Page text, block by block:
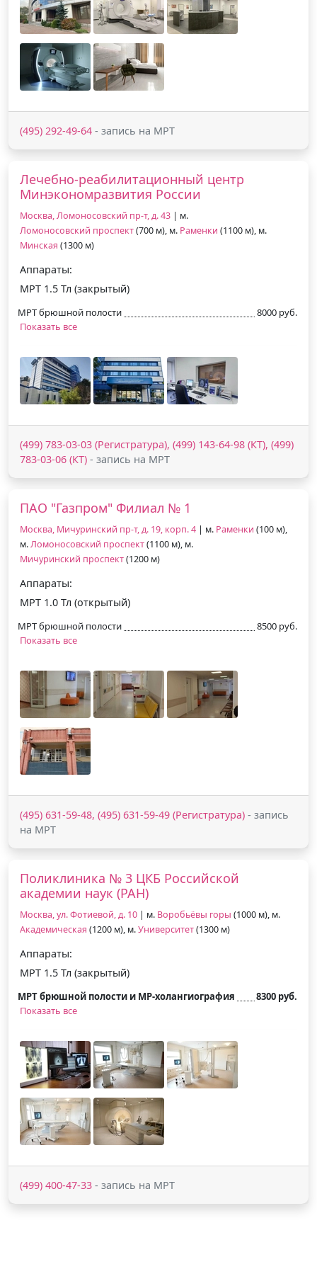
(495) 292-49-64 - запись на МРТ
Лечебно-реабилитационный центр
Минэкономразвития России
Москва, Ломоносовский пр-т, д. 43 | м.
Ломоносовский проспект(700 м), м. Раменки (1100 м), м.
Минская (1300 м)
Аппараты:
МРТ 1.5 Тл (закрытый)
МРТ брюшной полости
8000 руб.
Показать все
(499) 783-03-03 (Регистратура), (499) 143-64-98 (КТ), (499)
783-03-06 (КТ) - запись на МРТ
ПАО "Газпром" Филиал № 1
Москва, Мичуринский пр-т, д. 19, корп. 4 | м. Раменки (100 м),
м.Ломоносовский проспект(1100 м), м.
Мичуринский проспект(1200 м)
Аппараты:
МРТ 1.0 Тл (открытый)
МРТ брюшной полости
8500 руб.
Показать все
(495) 631-59-48, (495) 631-59-49 (Регистратура) - запись
на МРТ
Поликлиника № 3 ЦКБ Российской
академии наук (РАН)
Москва, ул. Фотиевой, д. 10 | м. Воробьёвы горы (1000 м), м.
Академическая (1200 м), м.Университет(1300 м)
Аппараты:
МРТ 1.5 Тл (закрытый)
МРТ брюшной полости и МР-холангиография
8300 руб.
Показать все
(499) 400-47-33 - запись на МРТ